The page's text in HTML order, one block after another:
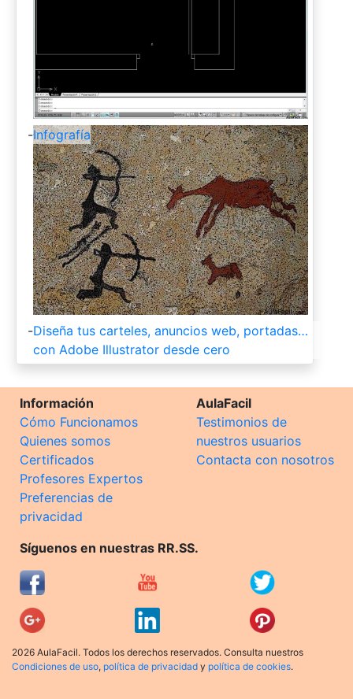
-Infografía
-Diseña tus carteles, anuncios web, portadas…
con Adobe Illustrator desde cero
Información
Cómo Funcionamos
Quienes somos
Certificados
Profesores Expertos
Preferencias de
privacidad
AulaFacil
Testimonios de
nuestros usuarios
Contacta con nosotros
Síguenos en nuestras RR.SS.
2026 AulaFacil. Todos los derechos reservados. Consulta nuestros
Condiciones de uso, política de privacidad y política de cookies.